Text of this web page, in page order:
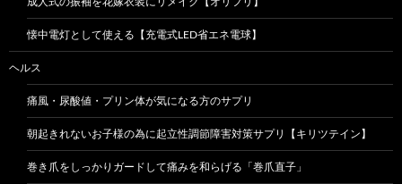
懐中電灯として使える【充電式LED省エネ電球】
ヘルス
痛風・尿酸値・プリン体が気になる方のサプリ
朝起きれないお子様の為に起立性調節障害対策サプリ【キリツテイン】
巻き爪をしっかりガードして痛みを和らげる「巻爪直子」